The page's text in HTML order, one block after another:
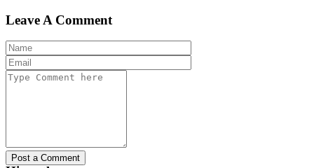
Leave A Comment
Post a Comment